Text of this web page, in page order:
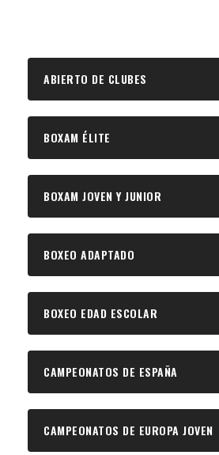
ABIERTO DE CLUBES
BOXAM ÉLITE
BOXAM JOVEN Y JUNIOR
BOXEO ADAPTADO
BOXEO EDAD ESCOLAR
CAMPEONATOS DE ESPAÑA
CAMPEONATOS DE EUROPA JOVEN